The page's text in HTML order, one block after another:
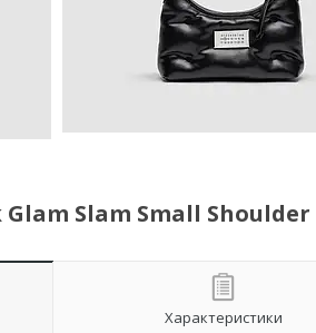
Slam Small Shoulder
Характеристики